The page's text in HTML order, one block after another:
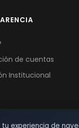
de cuentas
Institucional
experiencia de